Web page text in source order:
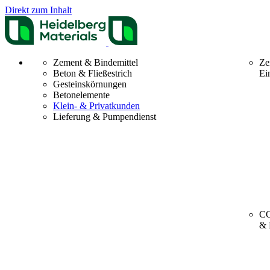
Direkt zum Inhalt
Zement & Bindemittel
Beton & Fließestrich
Gesteinskörnungen
Betonelemente
Klein- & Privatkunden
Lieferung & Pumpendienst
&